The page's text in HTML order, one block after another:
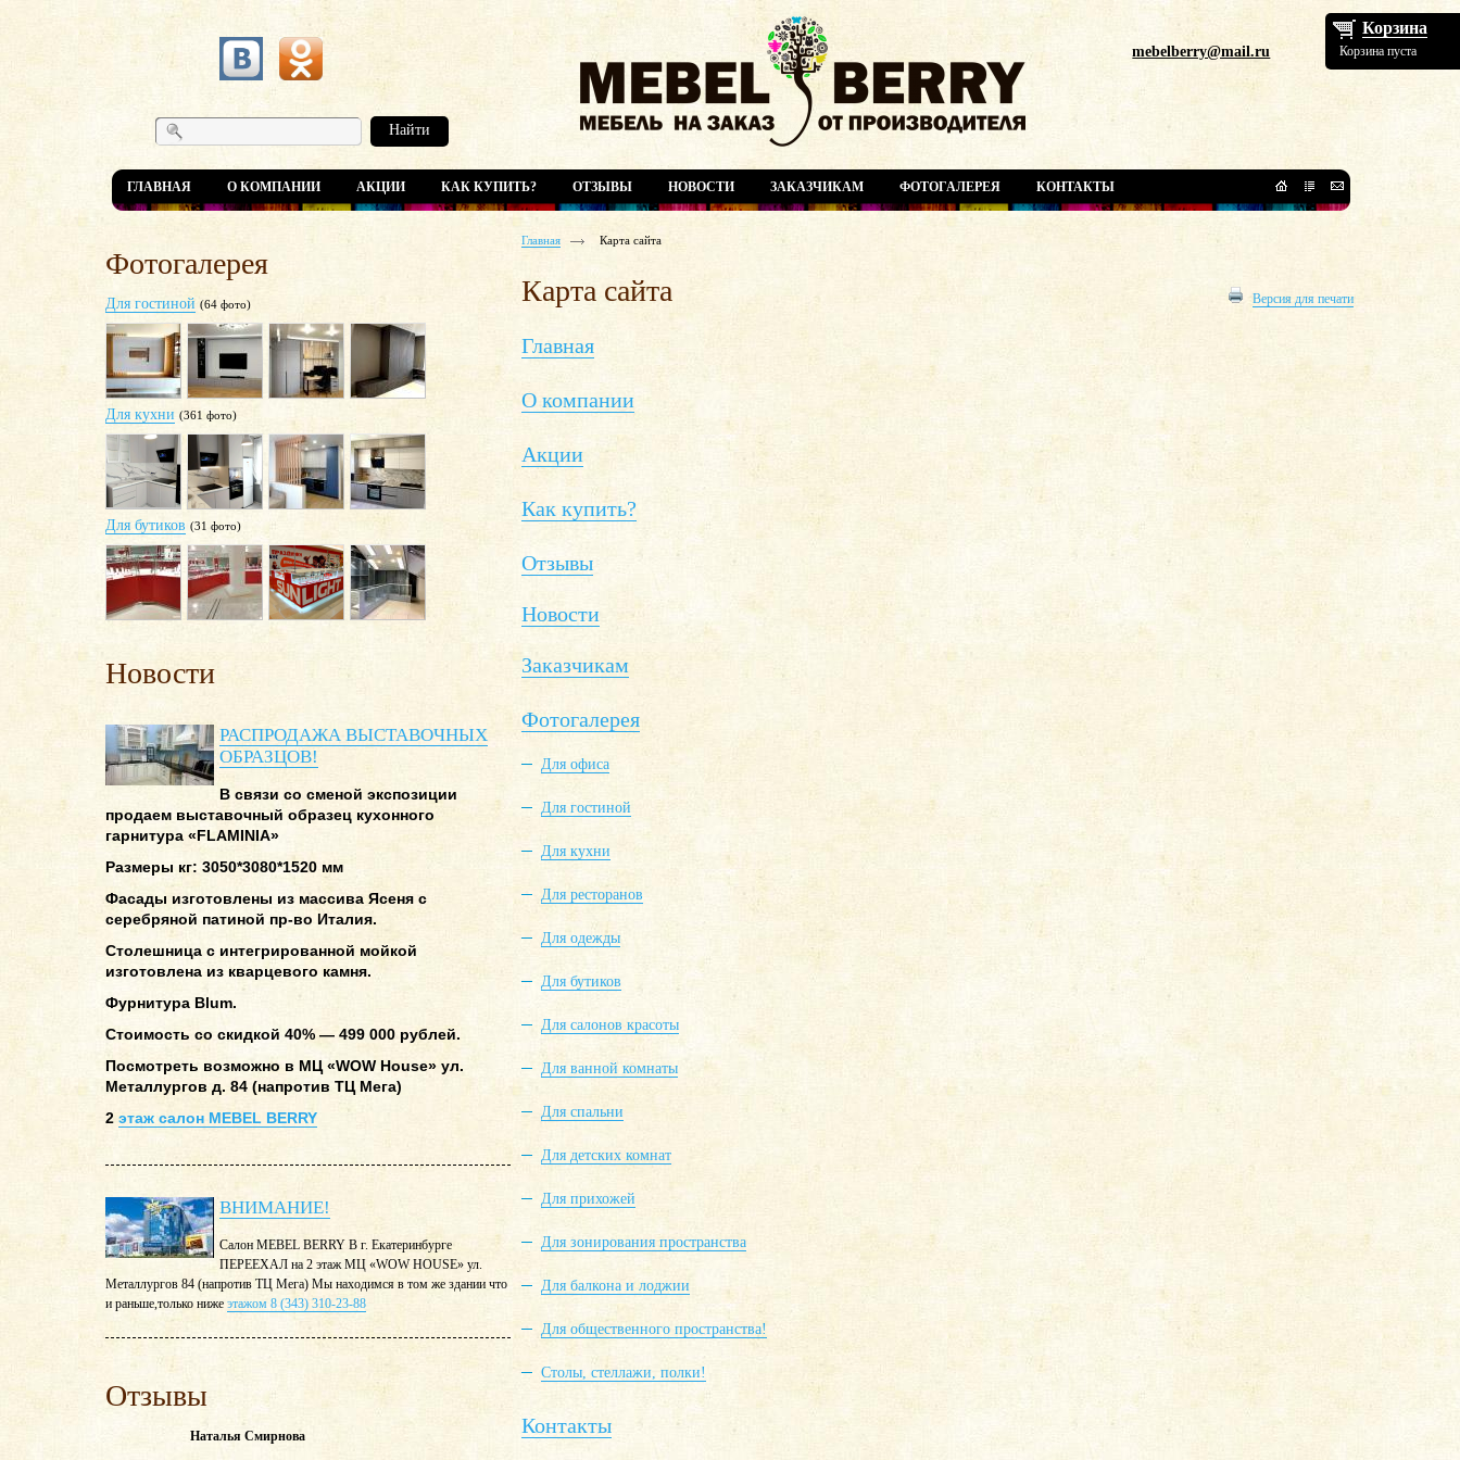
Найти
mebelberry@mail.ru
ГЛАВНАЯ О КОМПАНИИ АКЦИИ КАК КУПИТЬ? ОТЗЫВЫ НОВОСТИ ЗАКАЗЧИКАМ ФОТОГАЛЕРЕЯ КОНТАКТЫ
Корзина
Корзина пуста
Фотогалерея
Для гостиной (64 фото)
Для кухни (361 фото)
Для бутиков (31 фото)
Новости
РАСПРОДАЖА ВЫСТАВОЧНЫХ
ОБРАЗЦОВ!
В связи со сменой экспозиции
продаем выставочный образец кухонного
гарнитура «FLAMINIA»
Размеры кг: 3050*3080*1520 мм
Фасады изготовлены из массива Ясеня с
серебряной патиной пр-во Италия.
Столешница с интегрированной мойкой
изготовлена из кварцевого камня.
Фурнитура Blum.
Стоимость со скидкой 40% — 499 000 рублей.
Посмотреть возможно в МЦ «WOW House» ул.
Металлургов д. 84 (напротив ТЦ Мега)
2 этаж салон MEBEL BERRY
ВНИМАНИЕ!
Салон MEBEL BERRY В г. Екатеринбурге
ПЕРЕЕХАЛ на 2 этаж МЦ «WOW HOUSE» ул.
Металлургов 84 (напротив ТЦ Мега) Мы находимся в том же здании что
и раньше,только ниже этажом 8 (343) 310-23-88
Отзывы
Наталья Смирнова
Главная Карта сайта
Карта сайта Версия для печати
Главная
О компании
Акции
Как купить?
Отзывы
Новости
Заказчикам
Фотогалерея
Для офиса
Для гостиной
Для кухни
Для ресторанов
Для одежды
Для бутиков
Для салонов красоты
Для ванной комнаты
Для спальни
Для детских комнат
Для прихожей
Для зонирования пространства
Для балкона и лоджии
Для общественного пространства!
Столы, стеллажи, полки!
Контакты